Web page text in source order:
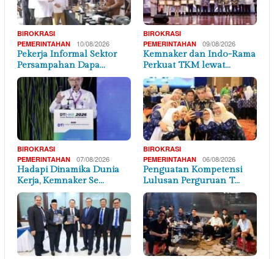
BIROKRASI
PEMERINTAHAN
10/08/2026
Pekerja Informal Sektor
Persampahan Dapa…
BIROKRASI
PEMERINTAHAN
09/08/2026
Kemnaker dan Indo-Rama
Perkuat TKM lewat…
BIROKRASI
PEMERINTAHAN
07/08/2026
Hadapi Dinamika Dunia
Kerja, Kemnaker Se…
BIROKRASI
PEMERINTAHAN
06/08/2026
Penguatan Kompetensi
Lulusan Perguruan T…